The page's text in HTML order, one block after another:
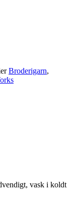
Broderigarn,
vask i koldt